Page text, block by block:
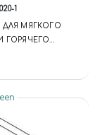
1
ДЛЯ МЯГКОГО
ГОРЯЧЕГО